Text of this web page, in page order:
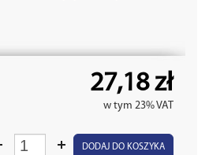
27,18 zł
w tym 23% VAT
DODAJ DO KOSZYKA